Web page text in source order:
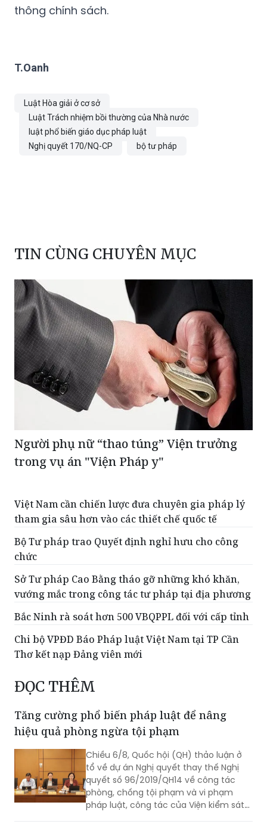
thông chính sách.
T.Oanh
Luật Hòa giải ở cơ sở
Luật Trách nhiệm bồi thường của Nhà nước
luật phổ biến giáo dục pháp luật
Nghị quyết 170/NQ-CP
bộ tư pháp
TIN CÙNG CHUYÊN MỤC
Người phụ nữ “thao túng” Viện trưởng
trong vụ án "Viện Pháp y"
Việt Nam cần chiến lược đưa chuyên gia pháp lý
tham gia sâu hơn vào các thiết chế quốc tế
Bộ Tư pháp trao Quyết định nghỉ hưu cho công
chức
Sở Tư pháp Cao Bằng tháo gỡ những khó khăn,
vướng mắc trong công tác tư pháp tại địa phương
Bắc Ninh rà soát hơn 500 VBQPPL đối với cấp tỉnh
Chi bộ VPĐD Báo Pháp luật Việt Nam tại TP Cần
Thơ kết nạp Đảng viên mới
ĐỌC THÊM
Tăng cường phổ biến pháp luật để nâng
hiệu quả phòng ngừa tội phạm
Chiều 6/8, Quốc hội (QH) thảo luận ở
tổ về dự án Nghị quyết thay thế Nghị
quyết số 96/2019/QH14 về công tác
phòng, chống tội phạm và vi phạm
pháp luật, công tác của Viện kiểm sát